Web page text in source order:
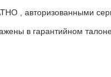
, авторизованными
в гарантийном